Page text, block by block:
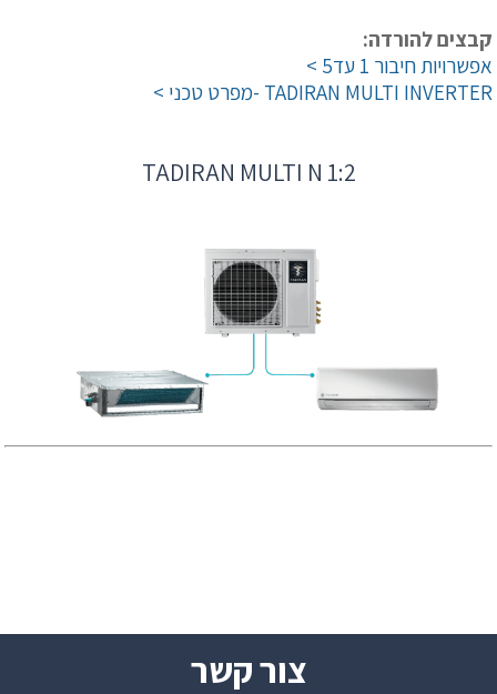
קבצים להורדה:
אפשרויות חיבור 1 עד5 >
TADIRAN MULTI INVERTER -מפרט טכני >
TADIRAN MULTI N 1:2
צור קשר